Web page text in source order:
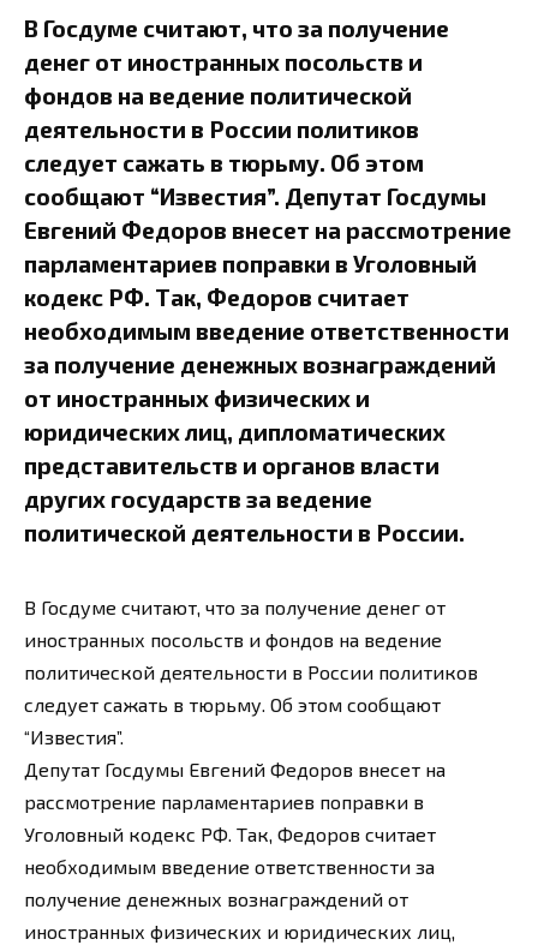
В Госдуме считают, что за получение
денег от иностранных посольств и
фондов на ведение политической
деятельности в России политиков
следует сажать в тюрьму. Об этом
сообщают “Известия”. Депутат Госдумы
Евгений Федоров внесет на рассмотрение
парламентариев поправки в Уголовный
кодекс РФ. Так, Федоров считает
необходимым введение ответственности
за получение денежных вознаграждений
от иностранных физических и
юридических лиц, дипломатических
представительств и органов власти
других государств за ведение
политической деятельности в России.
В Госдуме считают, что за получение денег от
иностранных посольств и фондов на ведение
политической деятельности в России политиков
следует сажать в тюрьму. Об этом сообщают
“Известия”.
Депутат Госдумы Евгений Федоров внесет на
рассмотрение парламентариев поправки в
Уголовный кодекс РФ. Так, Федоров считает
необходимым введение ответственности за
получение денежных вознаграждений от
иностранных физических и юридических лиц,